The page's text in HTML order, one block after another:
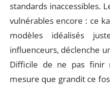
standards inaccessibles.
vulnérables encore : ce
modèles idéalisés
influenceurs, déclenche
Difficile de ne pas finir
mesure que grandit ce